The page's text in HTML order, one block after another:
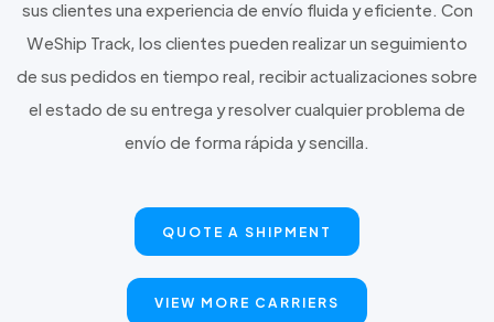
sus clientes una experiencia de envío fluida y eficiente. Con
WeShip Track, los clientes pueden realizar un seguimiento
de sus pedidos en tiempo real, recibir actualizaciones sobre
el estado de su entrega y resolver cualquier problema de
envío de forma rápida y sencilla.
QUOTE A SHIPMENT
VIEW MORE CARRIERS